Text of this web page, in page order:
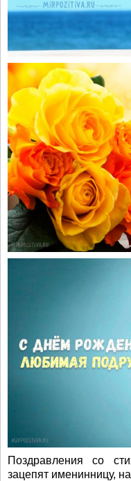
Поздравления со
зацепят именинницу,